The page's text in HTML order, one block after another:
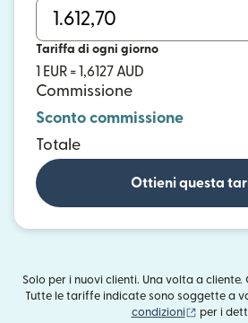
Tariffa di ogni giorno
1 EUR = 1,6127 AUD
Commissione
Sconto commissione
Totale
Ottieni questa
Solo per i nuovi clienti. Una volta a
Tutte le tariffe indicate sono soggette a
condizioni
(si apre
per i